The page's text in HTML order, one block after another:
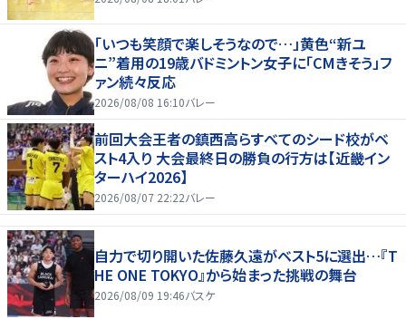
「いつも笑顔で楽しそうなので…」黄色“新ユ
ニ”着用の19歳バドミントン女子に「CMきそう」フ
ァン続々反応
2026/08/08 16:10バレー
前回大会王者の鎮西高らすべてのシード校がベ
スト4入り 大会最終日の勝負の行方は【近畿イン
ターハイ2026】
2026/08/07 22:22バレー
自力で切り開いた佐藤久遠がベスト5に選出…『T
HE ONE TOKYO』から始まった挑戦の舞台
2026/08/09 19:46バスケ